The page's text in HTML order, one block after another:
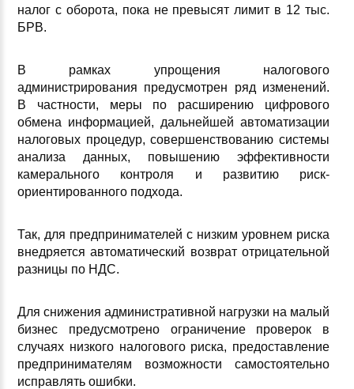
налог с оборота, пока не превысят лимит в 12 тыс.
БРВ.
В рамках упрощения налогового
администрирования предусмотрен ряд изменений.
В частности, меры по расширению цифрового
обмена информацией, дальнейшей автоматизации
налоговых процедур, совершенствованию системы
анализа данных, повышению эффективности
камерального контроля и развитию риск-
ориентированного подхода.
Так, для предпринимателей с низким уровнем риска
внедряется автоматический возврат отрицательной
разницы по НДС.
Для снижения административной нагрузки на малый
бизнес предусмотрено ограничение проверок в
случаях низкого налогового риска, предоставление
предпринимателям возможности самостоятельно
исправлять ошибки.